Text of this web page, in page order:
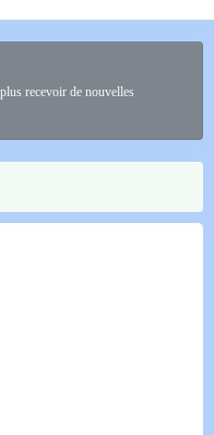
recevoir de nouvelles